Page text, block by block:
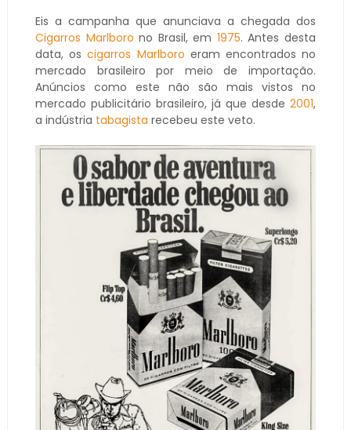
Eis a campanha que anunciava a chegada dos
Cigarros Marlboro no Brasil, em 1975. Antes desta
data, oscigarros Marlboro eram encontrados no
mercado brasileiro por meio de importação.
Anúncios como este não são mais vistos no
mercado publicitário brasileiro, já que desde2001,
a indústria tabagista recebeu este veto.